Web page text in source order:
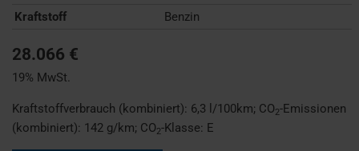
Kraftstoff
Benzin
28.066 €
19% MwSt.
Kraftstoffverbrauch (kombiniert): 6,3 l/100km; CO2-Emissionen
(kombiniert): 142 g/km; CO2-Klasse: E